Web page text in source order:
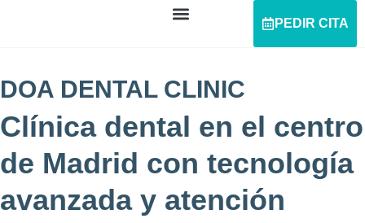
PEDIR CITA
DOA DENTAL CLINIC
Clínica dental en el centro
de Madrid con tecnología
avanzada y atención